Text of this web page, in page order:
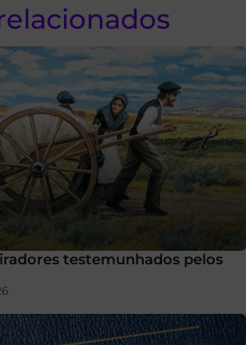
testemunhados pelos